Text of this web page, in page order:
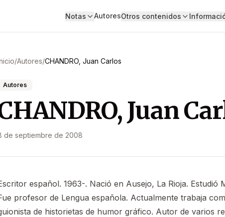
Notas AutoresOtros contenidos
/Autores/CHANDRO, Juan Carlos
Autores
Juan
de septiembre de 2008
español. 1963-. Nació en Ausejo, La Rioja. Estudió
profesor de Lengua española. Actualmente trabaja
de historietas de humor gráfico. Autor de varios